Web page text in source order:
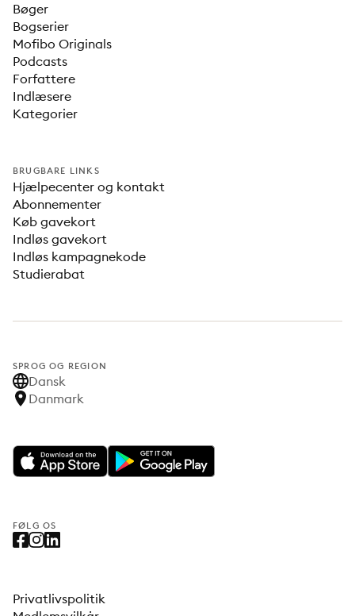
Bøger
Bogserier
Mofibo Originals
Podcasts
Forfattere
Indlæsere
Kategorier
BRUGBARE LINKS
Hjælpecenter og kontakt
Abonnementer
Køb gavekort
Indløs gavekort
Indløs kampagnekode
Studierabat
SPROG OG REGION
Dansk
Danmark
FØLG OS
Privatlivspolitik